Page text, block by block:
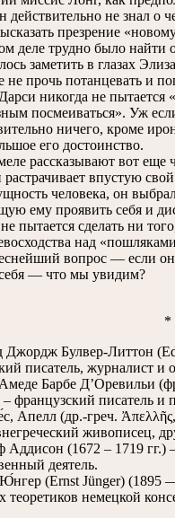
действительно не знал о
презрение
деле трудно было найти
заметить в глазах
не прочь потанцевать и
никогда не пытается
посмеиваться». Уж
ничего, кроме
его достоинство.
рассказывают вот еще
впустую
человека, он
ему проявить себя и
пытается сделать ни
над
вопрос — если
— что мы увидим?
*
Джордж Булвер-Литтон
писатель, журналист и
Барбе Д’Оревильи
– французский писатель и
Апелл (др.-греч.
живописец,
Аддисон (1672 – 1719 гг.)
деятель.
(Ernst Jünger) (1895
теоретиков немецкой